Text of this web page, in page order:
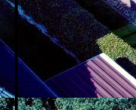
Küche